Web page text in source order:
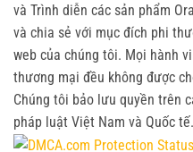
và Trình diễn các sản phẩm
và chia sẻ với mục đích phi
web của chúng tôi. Mọi hành
thương mại đều không được
Chúng tôi bảo lưu quyền trên
pháp luật Việt Nam và Quốc tế.